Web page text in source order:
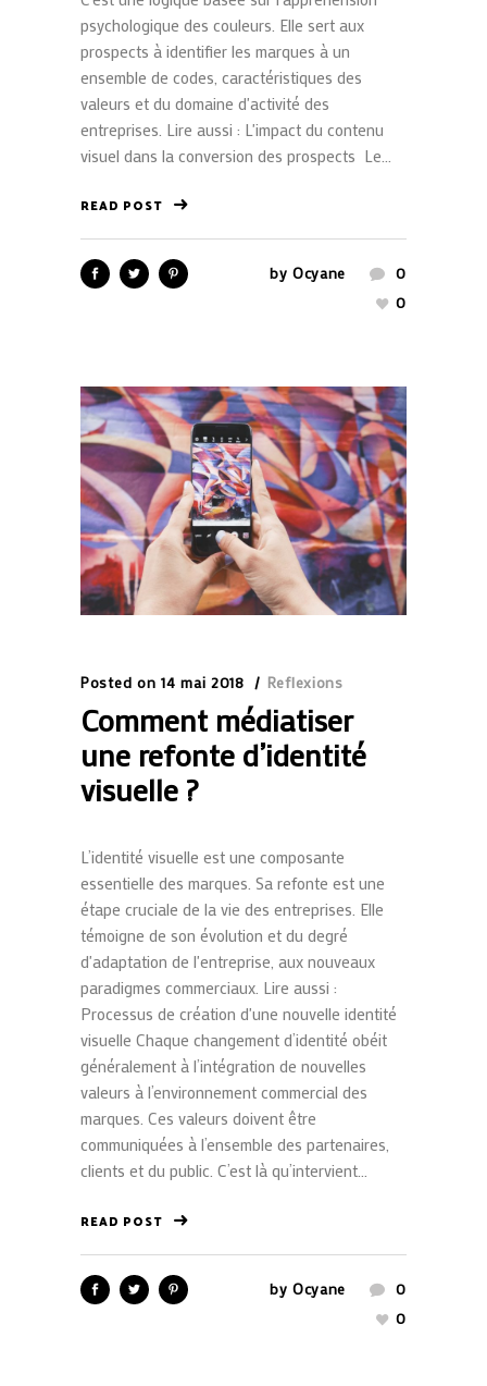
psychologique des couleurs. Elle sert aux
prospects à identifier les marques à un
ensemble de codes, caractéristiques des
valeurs et du domaine d'activité des
entreprises. Lire aussi : L'impact du contenu
visuel dans la conversion des prospects Le...
READ POST
by Ocyane
0
0
Posted on 14 mai 2018 Reflexions
Comment médiatiser
une refonte d’identité
visuelle ?
L’identité visuelle est une composante
essentielle des marques. Sa refonte est une
étape cruciale de la vie des entreprises. Elle
témoigne de son évolution et du degré
d'adaptation de l'entreprise, aux nouveaux
paradigmes commerciaux. Lire aussi :
Processus de création d'une nouvelle identité
visuelle Chaque changement d’identité obéit
généralement à l’intégration de nouvelles
valeurs à l’environnement commercial des
marques. Ces valeurs doivent être
communiquées à l’ensemble des partenaires,
clients et du public. C’est là qu’intervient...
READ POST
by Ocyane
0
0